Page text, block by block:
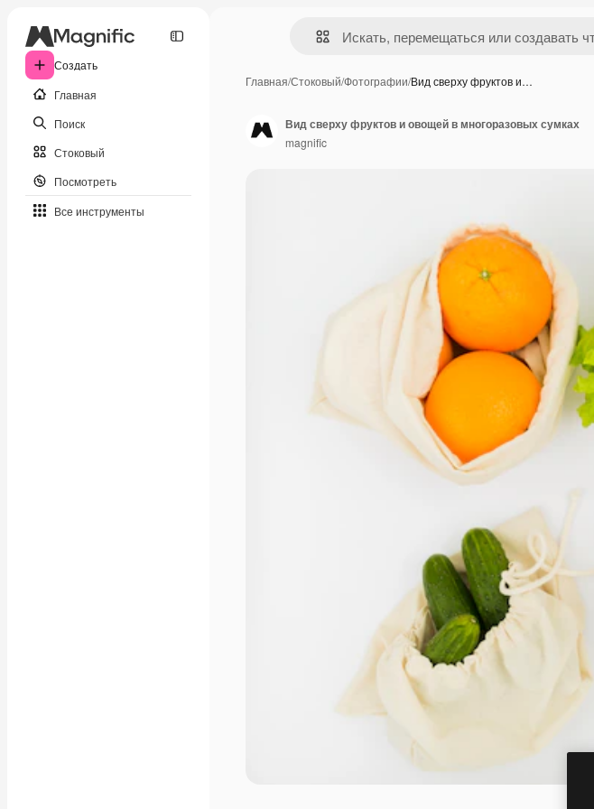
Создать
Главная
Поиск
Стоковый
Посмотреть
Все инструменты
Главная/Стоковый/Фотографии/Вид сверху фруктов и…
Вид сверху фруктов и овощей в многоразовых сумках
magnific